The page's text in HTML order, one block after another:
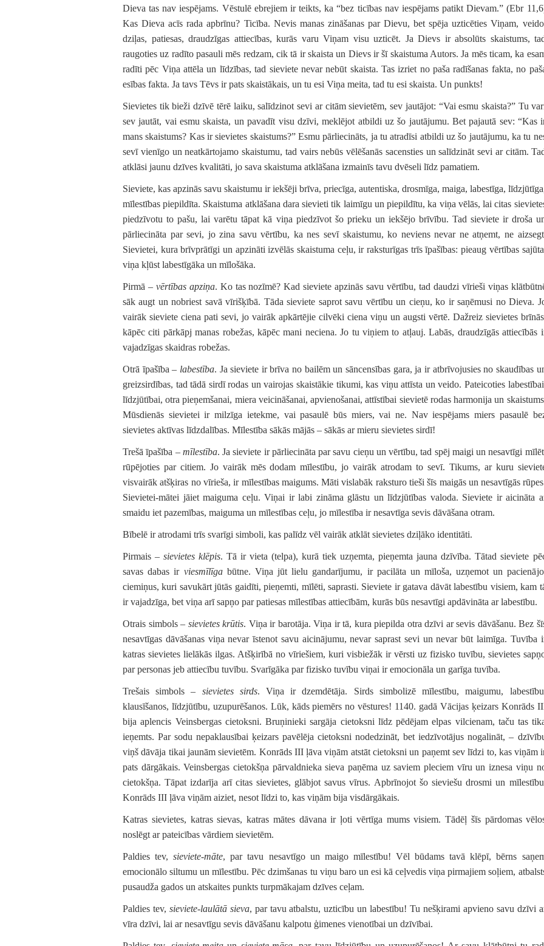
Dieva tas nav iespējams. Vēstulē ebrejiem ir teikts, ka “bez ticības nav iespējams patikt Dievam.” (Ebr
Kas Dieva acīs rada apbrīnu? Ticība. Nevis manas zināšanas par Dievu, bet spēja uzticēties Viņam,
dziļas, patiesas, draudzīgas attiecības, kurās varu Viņam visu uzticēt. Ja Dievs ir absolūts skaistums,
raugoties uz radīto pasauli mēs redzam, cik tā ir skaista un Dievs ir šī skaistuma Autors. Ja mēs ticam, ka
radīti pēc Viņa attēla un līdzības, tad sieviete nevar nebūt skaista. Tas izriet no paša radīšanas fakta, no
esības fakta. Ja tavs Tēvs ir pats skaistākais, un tu esi Viņa meita, tad tu esi skaista. Un punkts!
Sievietes tik bieži dzīvē tērē laiku, salīdzinot sevi ar citām sievietēm, sev jautājot: “Vai esmu skaista?” Tu
sev jautāt, vai esmu skaista, un pavadīt visu dzīvi, meklējot atbildi uz šo jautājumu. Bet pajautā sev: “Kas
mans skaistums? Kas ir sievietes skaistums?” Esmu pārliecināts, ja tu atradīsi atbildi uz šo jautājumu, ka tu
sevī vienīgo un neatkārtojamo skaistumu, tad vairs nebūs vēlēšanās sacensties un salīdzināt sevi ar citām.
atklāsi jaunu dzīves kvalitāti, jo sava skaistuma atklāšana izmainīs tavu dvēseli līdz pamatiem.
Sieviete, kas apzinās savu skaistumu ir iekšēji brīva, priecīga, autentiska, drosmīga, maiga, labestīga,
mīlestības piepildīta. Skaistuma atklāšana dara sievieti tik laimīgu un piepildītu, ka viņa vēlās, lai citas
piedzīvotu to pašu, lai varētu tāpat kā viņa piedzīvot šo prieku un iekšējo brīvību. Tad sieviete ir droša
pārliecināta par sevi, jo zina savu vērtību, ka nes sevī skaistumu, ko neviens nevar ne atņemt, ne
Sievietei, kura brīvprātīgi un apzināti izvēlās skaistuma ceļu, ir raksturīgas trīs īpašības: pieaug vērtības
viņa kļūst labestīgāka un mīlošāka.
Pirmā – vērtības apziņa. Ko tas nozīmē? Kad sieviete apzinās savu vērtību, tad daudzi vīrieši viņas
sāk augt un nobriest savā vīrišķībā. Tāda sieviete saprot savu vērtību un cieņu, ko ir saņēmusi no Dieva.
vairāk sieviete ciena pati sevi, jo vairāk apkārtējie cilvēki ciena viņu un augsti vērtē. Dažreiz sievietes
kāpēc citi pārkāpj manas robežas, kāpēc mani neciena. Jo tu viņiem to atļauj. Labās, draudzīgās attiecībās
vajadzīgas skaidras robežas.
Otrā īpašība – labestība. Ja sieviete ir brīva no bailēm un sāncensības gara, ja ir atbrīvojusies no skaudības
greizsirdības, tad tādā sirdī rodas un vairojas skaistākie tikumi, kas viņu attīsta un veido. Pateicoties
līdzjūtībai, otra pieņemšanai, miera veicināšanai, apvienošanai, attīstībai sievietē rodas harmonija un
Mūsdienās sievietei ir milzīga ietekme, vai pasaulē būs miers, vai ne. Nav iespējams miers pasaulē
sievietes aktīvas līdzdalības. Mīlestība sākās mājās – sākās ar mieru sievietes sirdī!
Trešā īpašība – mīlestība. Ja sieviete ir pārliecināta par savu cieņu un vērtību, tad spēj maigi un nesavtīgi
rūpējoties par citiem. Jo vairāk mēs dodam mīlestību, jo vairāk atrodam to sevī. Tikums, ar kuru
visvairāk atšķiras no vīrieša, ir mīlestības maigums. Māti vislabāk raksturo tieši šīs maigās un nesavtīgās
Sievietei-mātei jāiet maiguma ceļu. Viņai ir labi zināma glāstu un līdzjūtības valoda. Sieviete ir aicināta
smaidu iet pazemības, maiguma un mīlestības ceļu, jo mīlestība ir nesavtīga sevis dāvāšana otram.
Bībelē ir atrodami trīs svarīgi simboli, kas palīdz vēl vairāk atklāt sievietes dziļāko identitāti.
Pirmais –sievietes klēpis. Tā ir vieta (telpa), kurā tiek uzņemta, pieņemta jauna dzīvība. Tātad sieviete
savas dabas ir viesmīlīgabūtne. Viņa jūt lielu gandarījumu, ir pacilāta un mīloša, uzņemot un
ciemiņus, kuri savukārt jūtās gaidīti, pieņemti, mīlēti, saprasti. Sieviete ir gatava dāvāt labestību visiem, kam
ir vajadzīga, bet viņa arī sapņo par patiesas mīlestības attiecībām, kurās būs nesavtīgi apdāvināta ar labestību.
Otrais simbols – sievietes krūtis. Viņa ir barotāja. Viņa ir tā, kura piepilda otra dzīvi ar sevis dāvāšanu. Bez
nesavtīgas dāvāšanas viņa nevar īstenot savu aicinājumu, nevar saprast sevi un nevar būt laimīga. Tuvība
katras sievietes lielākās ilgas. Atšķirībā no vīriešiem, kuri visbiežāk ir vērsti uz fizisko tuvību, sievietes
par personas jeb attiecību tuvību. Svarīgāka par fizisko tuvību viņai ir emocionāla un garīga tuvība.
Trešais simbols – sievietes sirds. Viņa ir dzemdētāja. Sirds simbolizē mīlestību, maigumu,
klausīšanos, līdzjūtību, uzupurēšanos. Lūk, kāds piemērs no vēstures! 1140. gadā Vācijas ķeizars Konrāds
bija aplencis Veinsbergas cietoksni. Bruņinieki sargāja cietoksni līdz pēdējam elpas vilcienam, taču tas
ieņemts. Par sodu nepaklausībai ķeizars pavēlēja cietoksni nodedzināt, bet iedzīvotājus nogalināt, –
viņš dāvāja tikai jaunām sievietēm. Konrāds III ļāva viņām atstāt cietoksni un paņemt sev līdzi to, kas viņām
pats dārgākais. Veinsbergas cietokšņa pārvaldnieka sieva paņēma uz saviem pleciem vīru un iznesa viņu
cietokšņa. Tāpat izdarīja arī citas sievietes, glābjot savus vīrus. Apbrīnojot šo sieviešu drosmi un
Konrāds III ļāva viņām aiziet, nesot līdzi to, kas viņām bija visdārgākais.
Katras sievietes, katras sievas, katras mātes dāvana ir ļoti vērtīga mums visiem. Tādēļ šīs pārdomas
noslēgt ar pateicības vārdiem sievietēm.
Paldies tev,sieviete-māte,par tavu nesavtīgo un maigo mīlestību! Vēl būdams tavā klēpī, bērns
emocionālo siltumu un mīlestību. Pēc dzimšanas tu viņu baro un esi kā ceļvedis viņa pirmajiem soļiem,
pusaudža gados un atskaites punkts turpmākajam dzīves ceļam.
Paldies tev, sieviete-laulātā sieva, par tavu atbalstu, uzticību un labestību! Tu nešķirami apvieno savu dzīvi
vīra dzīvi, lai ar nesavtīgu sevis dāvāšanu kalpotu ģimenes vienotībai un dzīvībai.